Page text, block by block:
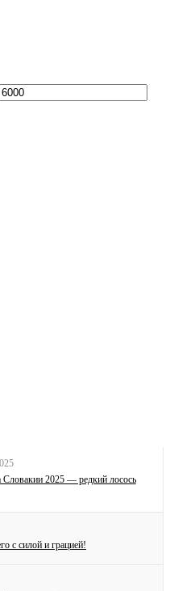
Словакии 2025 — редкий лосось
с силой и грацией!